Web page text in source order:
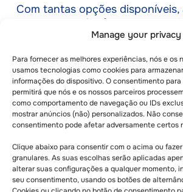
Manage your privacy
Para fornecer as melhores experiências, nós e os
usamos tecnologias como cookies para
informações do dispositivo. O consentimento
permitirá que nós e os nossos parceiros
como comportamento de navegação ou IDs
mostrar anúncios (não) personalizados. Não
consentimento pode afetar adversamente certos
Clique abaixo para consentir com o acima ou
granulares. As suas escolhas serão aplicadas
alterar suas configurações a qualquer momento,
seu consentimento, usando os botões de
Com tantas opções disponíveis,
certo
de
depende de vários fatores-
enriquecedora. Não importa se
procurando um acampamento
residencial no estilo de
acampamento esportivo e
programa que se concentre em
acampamentos de imersão em
essencial encontrar a opção
interesses e as necessidades
Faixa etária: Os